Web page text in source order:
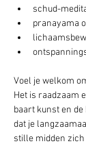
schud-
pranayama
Voel je welkom
Het is raadzaam
baart kunst en
dat je
stille midden zich